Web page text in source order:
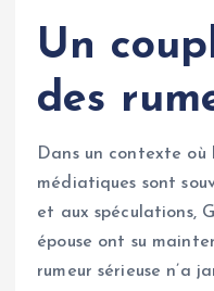
Un
des
Dans un contexte où
médiatiques sont
et aux spéculations,
épouse ont su
rumeur sérieuse n’a